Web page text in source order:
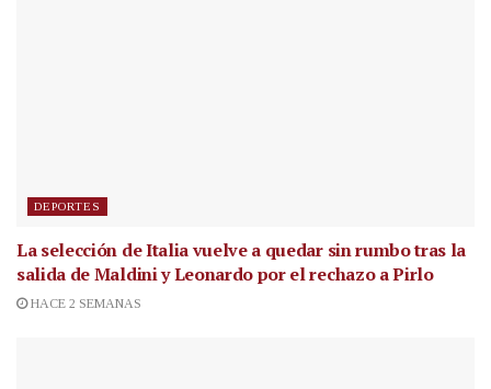
DEPORTES
La selección de Italia vuelve a quedar sin rumbo tras la
salida de Maldini y Leonardo por el rechazo a Pirlo
HACE 2 SEMANAS